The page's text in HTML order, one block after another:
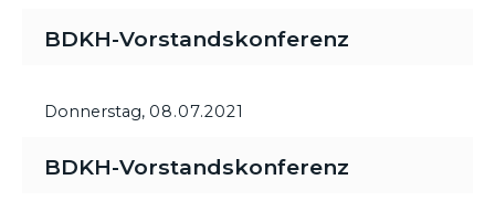
BDKH-Vorstandskonferenz
Donnerstag, 08.07.2021
BDKH-Vorstandskonferenz